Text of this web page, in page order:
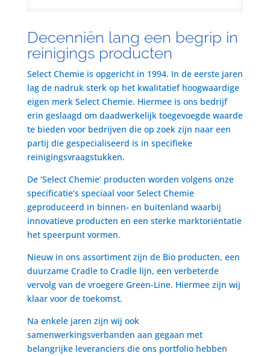
Decenniën lang een begrip in
reinigings producten
Select Chemie is opgericht in 1994. In de eerste jaren
lag de nadruk sterk op het kwalitatief hoogwaardige
eigen merk Select Chemie. Hiermee is ons bedrijf
erin geslaagd om daadwerkelijk toegevoegde waarde
te bieden voor bedrijven die op zoek zijn naar een
partij die gespecialiseerd is in specifieke
reinigingsvraagstukken.
De ‘Select Chemie’ producten worden volgens onze
specificatie’s speciaal voor Select Chemie
geproduceerd in binnen- en buitenland waarbij
innovatieve producten en een sterke marktoriëntatie
het speerpunt vormen.
Nieuw in ons assortiment zijn de Bio producten, een
duurzame Cradle to Cradle lijn, een verbeterde
vervolg van de vroegere Green-Line. Hiermee zijn wij
klaar voor de toekomst.
Na enkele jaren zijn wij ook
samenwerkingsverbanden aan gegaan met
belangrijke leveranciers die ons portfolio hebben